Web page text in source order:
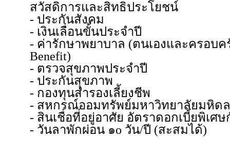
สวัสดิการและสิทธิประโยชน์
- ประกันสังคม
- เงินเลื่อนขั้นประจำปี
- ค่ารักษาพยาบาล (ตนเองและครอบ
Benefit)
- ตรวจสุขภาพประจำปี
- ประกันสุขภาพ
- กองทุนสำรองเลี้ยงชีพ
- สหกรณ์ออมทรัพย์มหาวิทยาลัยมหิดล
- สินเชื่อที่อยู่อาศัย อัตราดอกเบี้ยพิเศ
- วันลาพักผ่อน ๑o วัน/ปี (สะสมได้)